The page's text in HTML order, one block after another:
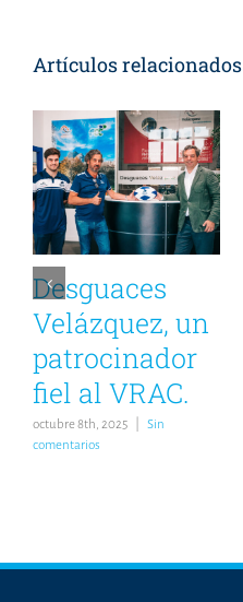
Artículos relacionados
Desguaces
Velázquez, un
patrocinador
fiel al VRAC.
octubre 8th, 2025
Sin
comentarios